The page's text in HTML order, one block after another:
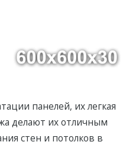
панелей, их лeгкая
делают их отличным
стен и потолков в